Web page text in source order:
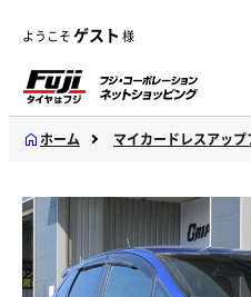
ようこそゲスト 様
ホーム マイカードレスアップ